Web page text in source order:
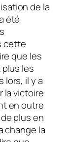
de la
été
cette
que les
plus les
lors, il y a
la victoire
en outre
plus en
change la